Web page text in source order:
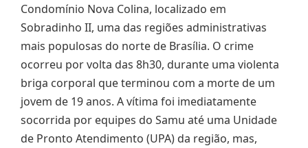
Condomínio Nova Colina, localizado em
Sobradinho II, uma das regiões administrativas
mais populosas do norte de Brasília. O crime
ocorreu por volta das 8h30, durante uma violenta
briga corporal que terminou com a morte de um
jovem de 19 anos. A vítima foi imediatamente
socorrida por equipes do Samu até uma Unidade
de Pronto Atendimento (UPA) da região, mas,